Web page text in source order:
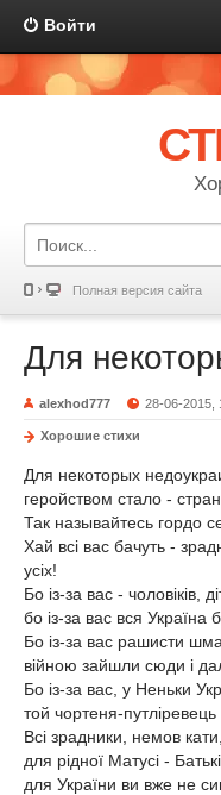
Войти
Полная версия сайта
Для
alexhod777 28-06-2015,
Хорошие стихи
Для некоторых
геройством стало -
Так называйтесь гордо
Хай всі вас бачуть -
усіх!
Бо із-за вас - чоловіків,
бо із-за вас вся Україна
Бо із-за вас рашисти
війною зайшли сюди і
Бо із-за вас, у Неньки
той чортеня-
Всі зрадники, немов кати,
для рідної Матусі -
для України ви вже не